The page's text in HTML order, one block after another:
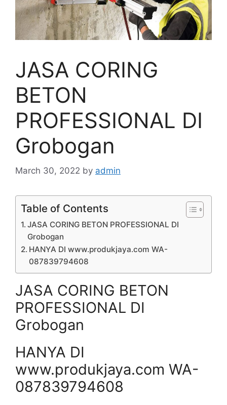
JASA CORING
BETON
PROFESSIONAL DI
Grobogan
March 30, 2022 by admin
Table of Contents
JASA CORING BETON PROFESSIONAL DI
Grobogan
HANYA DI www.produkjaya.com WA-
087839794608
JASA CORING BETON
PROFESSIONAL DI
Grobogan
HANYA DI
www.produkjaya.com WA-
087839794608